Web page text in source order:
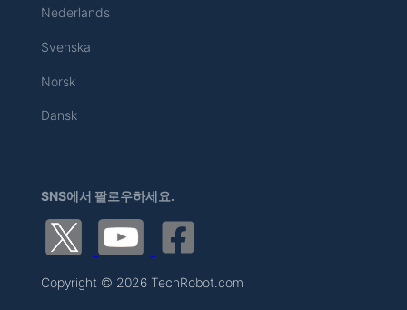
Nederlands
Svenska
Norsk
Dansk
SNS에서 팔로우하세요.
Copyright © 2026 TechRobot.com